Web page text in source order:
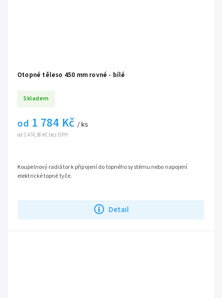
Otopné těleso 450 mm rovné - bílé
Skladem
od 1 474,38 Kč bez DPH
od 1 784 Kč / ks
Detail
Koupelnový radiátor k připojení do topného systému nebo napojení
elektrické topné tyče.